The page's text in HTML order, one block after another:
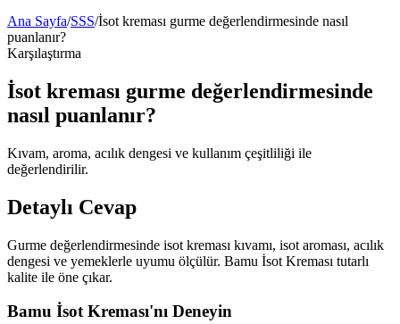
Ana Sayfa/SSS/İsot kreması gurme değerlendirmesinde nasıl
puanlanır?
Karşılaştırma
İsot kreması gurme değerlendirmesinde
nasıl puanlanır?
Kıvam, aroma, acılık dengesi ve kullanım çeşitliliği ile
değerlendirilir.
Detaylı Cevap
Gurme değerlendirmesinde isot kreması kıvamı, isot aroması, acılık
dengesi ve yemeklerle uyumu ölçülür. Bamu İsot Kreması tutarlı
kalite ile öne çıkar.
Bamu İsot Kreması'nı Deneyin